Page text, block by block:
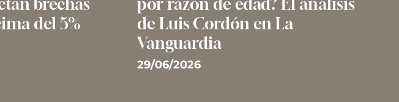
brechas
del 5%
por razón de edad? El análisis
de Luis Cordón en La
Vanguardia
29/06/2026